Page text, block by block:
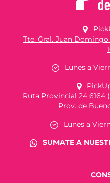
Tte. Gral. Juan
Lunes a
Ruta Provincial 24 6164
Prov. de
Lunes a
SUMATE A